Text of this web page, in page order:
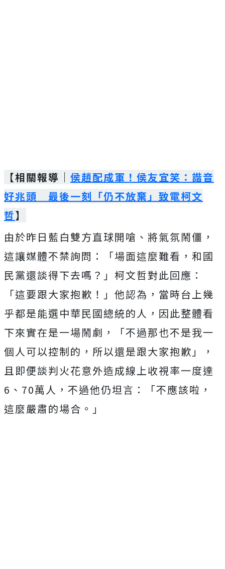
【相關報導｜ 侯趙配成軍！侯友宜笑：諧音
好兆頭 最後一刻「仍不放棄」致電柯文
哲】
由於昨日藍白雙方直球開嗆、將氣氛鬧僵，
這讓媒體不禁詢問：「場面這麼難看，和國
民黨還談得下去嗎？」柯文哲對此回應：
「這要跟大家抱歉！」他認為，當時台上幾
乎都是能選中華民國總統的人，因此整體看
下來實在是一場鬧劇，「不過那也不是我一
個人可以控制的，所以還是跟大家抱歉」，
且即便談判火花意外造成線上收視率一度達
6、70萬人，不過他仍坦言：「不應該啦，
這麼嚴肅的場合。」